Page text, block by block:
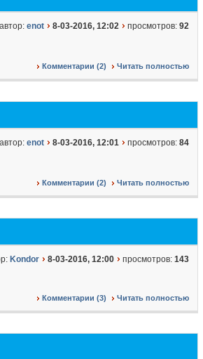
автор: enot 8-03-2016, 12:02 просмотров: 92
Комментарии (2) Читать полностью
автор: enot 8-03-2016, 12:01 просмотров: 84
Комментарии (2) Читать полностью
Kondor 8-03-2016, 12:00 просмотров: 143
Комментарии (3) Читать полностью